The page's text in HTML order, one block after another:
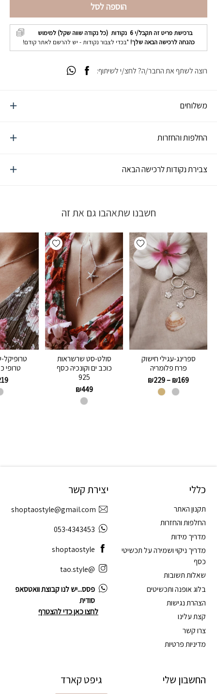
הוספה לסל
ברכישת פריט זה תקבל/י6 נקודות (כל נקודה שווה שקל) למימוש
כהנחה לרכישה הבאה שלך! *בכדי לצבור נקודות - יש להרשם לאתר קודם!
משלוחים
החלפות והחזרות
צבירת נקודות לרכישה הבאה
רוצה לשתף את החבר/ה? לחצ/י לשיתוף:
חשבנו שתאהבו גם את זה
Add wishlist
ספרינג-עגילי חישוק
פרח פלומריה
₪169
–
₪229
Add wishlist
סולט-סט שרשראות
כוכב ים וקונכיה כסף
925
₪449
טרופי
כללי
תקנון האתר
החלפות והחזרות
מדריך מידות
מדריך ניקוי ושמירה על תכשיטי
כסף
שאלות תשובות
בלוג אופנה ותכשיטים
הצהרת נגישות
קצת עלינו
צרו קשר
מדיניות פרטיות
החשבון שלי
יצירת קשר
shoptaostyle@gmail.com
053-4343453
shoptaostyle
@tao.style
פסס...יש לנו קבוצת וואטסאפ
סודית
לחצו כאן כדי להצטרף
גיפט קארד